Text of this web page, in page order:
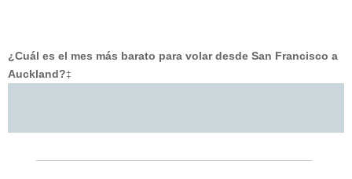
¿Cuál es el mes más barato para volar desde San Francisco a
Auckland?‡